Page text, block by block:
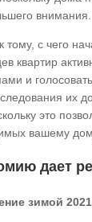
внимания.
тому, с чего
квартир
и
их
это
вашему
дает
зимой